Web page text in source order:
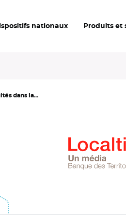
nationaux Produits et
dans la...